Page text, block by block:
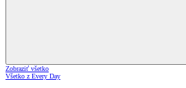
Zobraziť všetko
Všetko z Every Day